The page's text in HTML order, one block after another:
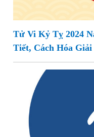
Tử Vi Kỷ Tỵ 2024
Tiết, Cách Hóa